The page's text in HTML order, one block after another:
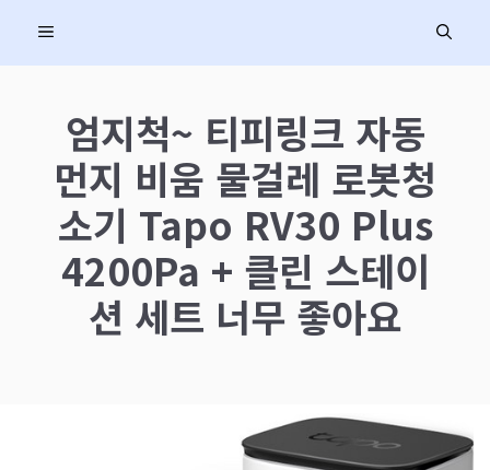
MENU
엄지척~ 티피링크 자동
먼지 비움 물걸레 로봇청
소기 Tapo RV30 Plus
4200Pa + 클린 스테이
션 세트 너무 좋아요